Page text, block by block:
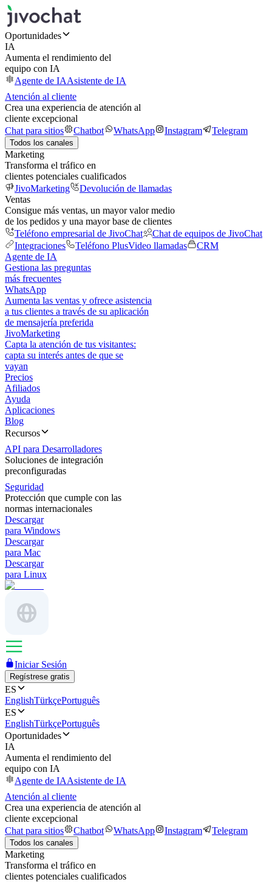
Oportunidades
IA
Aumenta el rendimiento del
equipo con IA
Agente de IAAsistente de IA
Atención al cliente
Crea una experiencia de atención al
cliente excepcional
Chat para sitios
Chatbot WhatsApp Instagram Telegram
Todos los canales
Marketing
Transforma el tráfico en
clientes potenciales cualificados
JivoMarketing
Devolución de llamadas
Ventas
Consigue más ventas, un mayor valor medio
de los pedidos y una mayor base de clientes
Teléfono empresarial de JivoChat
Chat de equipos de JivoChat
Integraciones
Teléfono PlusVideo llamadas
CRM
Agente de IA
Gestiona las preguntas
más frecuentes
WhatsApp
Aumenta las ventas y ofrece asistencia
a tus clientes a través de su aplicación
de mensajería preferida
JivoMarketing
Capta la atención de tus visitantes:
capta su interés antes de que se
vayan
Precios
Afiliados
Ayuda
Aplicaciones
Blog
Recursos
API para Desarrolladores
Soluciones de integración
preconfiguradas
Seguridad
Protección que cumple con las
normas internacionales
Descargar
para Windows
Descargar
para Mac
Descargar
para Linux
Iniciar Sesión
Regístrese gratis
ES
EnglishTürkçePortuguês
ES
EnglishTürkçePortuguês
Oportunidades
IA
Aumenta el rendimiento del
equipo con IA
Agente de IAAsistente de IA
Atención al cliente
Crea una experiencia de atención al
cliente excepcional
Chat para sitios
Chatbot WhatsApp Instagram Telegram
Todos los canales
Marketing
Transforma el tráfico en
clientes potenciales cualificados